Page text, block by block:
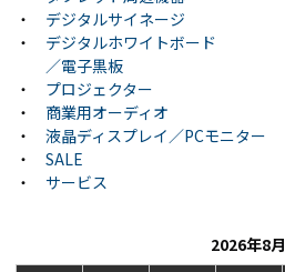
・
デジタルサイネージ
・
デジタルホワイトボード
／電子黒板
・
プロジェクター
・
商業用オーディオ
・
液晶ディスプレイ／PCモニター
・
SALE
・
サービス
2026年8月